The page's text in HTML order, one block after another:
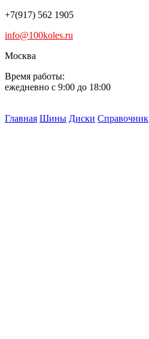
+7(917) 562 1905
info@100koles.ru
Москва
Время работы:
ежедневно с 9:00 до 18:00
Главная Шины Диски Справочник